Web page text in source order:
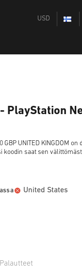
USD
- PlayStation
GBP UNITED KINGDOM
koodin saat sen
United States
Palautteet